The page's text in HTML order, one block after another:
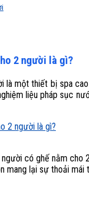
2 người là gì?
là một thiết bị spa
liệu pháp sục
có ghế nằm
mang lại sự thoải